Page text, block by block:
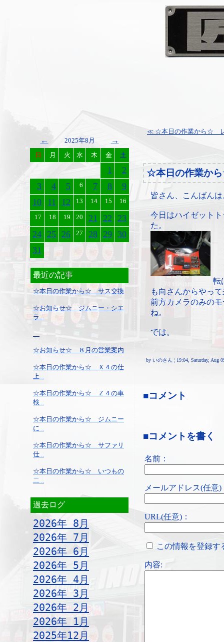
← 2025年8月 →
日 月 火 水 木 金 土
1
2
3
4 5 6 7 8
9
10
11 12 13 14 15 16
17 18 19 20 21 22 23
24 25 26 27 28 29 30
31
最近の記事
☆本日の作業から☆ サス交換
☆お知らせ☆ ジムニー・シエ
ラ ..
☆お知らせ☆ ８月の営業案内
☆本日の作業から☆ Ｘ４の仕
上 ..
☆本日の作業から☆ Ｚ４の車
検 ..
☆本日の作業から☆ ジムニー
に ..
☆本日の作業から☆ サファリ
仕 ..
☆本日の作業から☆ いつもの
二 ..
過去ログ
2026年 8月
2026年 7月
2026年 6月
2026年 5月
2026年 4月
2026年 3月
2026年 2月
2026年 1月
2025年12月
≪ ☆本日の作業から☆
☆本日の作業か
皆さん、こんばんは
今日はハイゼット
た。
転
も向さんからやっ
前方カメラのみの
ね。
では。
by いのさん ¦ 19:04, Saturday, Aug
■コメント
■コメントを書く
名前：
メールアドレス(任意)
URL(任意)：
この情報を登録す
内容: